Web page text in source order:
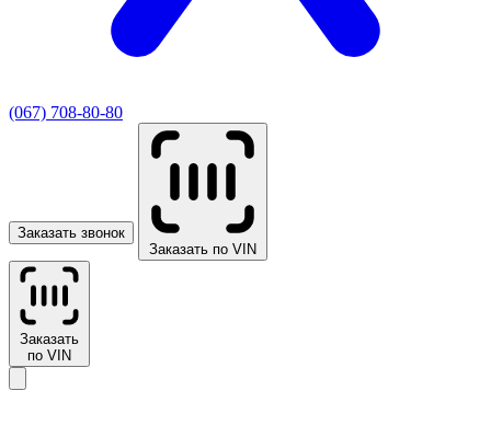
(067) 708-80-80
Заказать звонок
Заказать по VIN
Заказать
по VIN